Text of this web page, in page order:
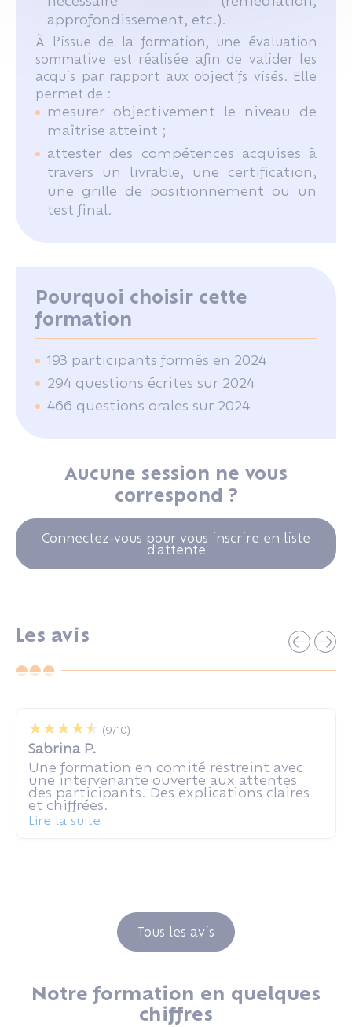
approfondissement, etc.).
À l’issue de la formation, une évaluation
sommative est réalisée afin de valider les
acquis par rapport aux objectifs visés. Elle
permet de :
mesurer objectivement le niveau de
maîtrise atteint ;
attester des compétences acquises à
travers un livrable, une certification,
une grille de positionnement ou un
test final.
Pourquoi choisir cette
formation
193 participants formés en 2024
294 questions écrites sur 2024
466 questions orales sur 2024
Aucune session ne vous
correspond ?
Connectez-vous pour vous inscrire en liste
d'attente
Les avis
(9/10)
Sabrina P.
Une formation en comité restreint avec
une intervenante ouverte aux attentes
des participants. Des explications claires
et chiffrées.
Lire la suite
Tous les avis
Notre formation en quelques
chiffres